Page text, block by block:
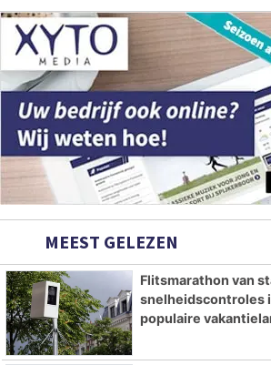
MEEST GELEZEN
Flitsmarathon van
snelheidscontroles
populaire